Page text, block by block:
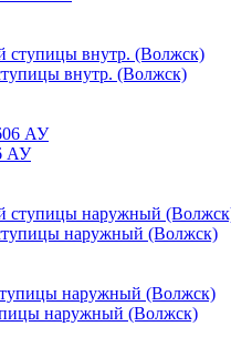
внутр. (Волжск)
АУ
наружный (Волжск)
наружный (Волжск)